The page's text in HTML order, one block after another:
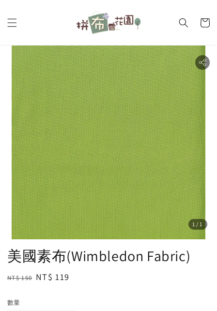
1 /1
美國素布(Wimbledon Fabric)
Regular
NT$ 150 Sale
NT$ 119
數量